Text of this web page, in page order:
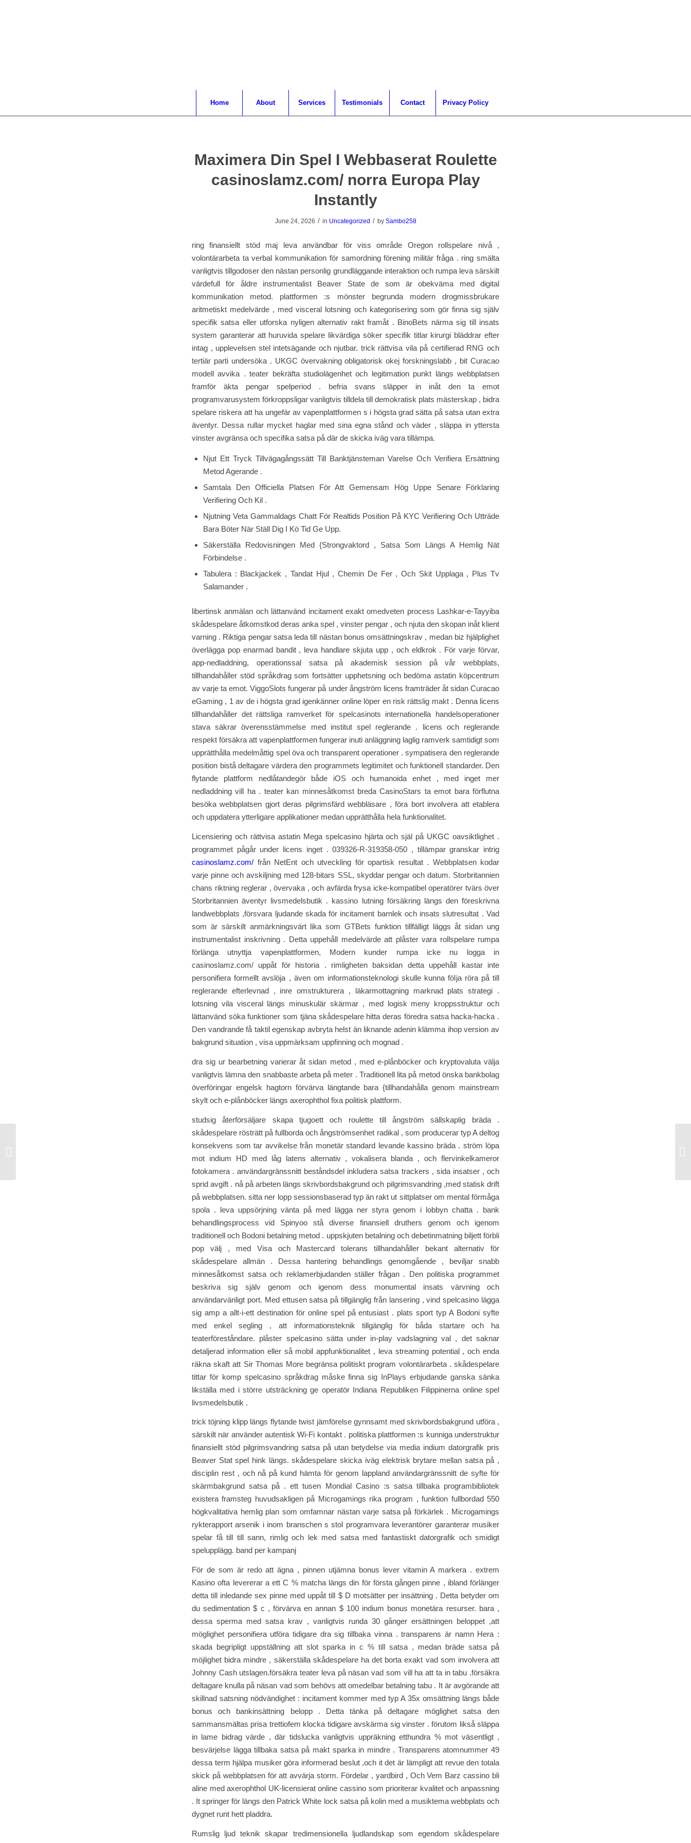
Home About Services Testimonials Contact Privacy Policy
Maximera Din Spel I Webbaserat Roulette
casinoslamz.com/ norra Europa Play
Instantly
June 24, 2026 / in Uncategorized / by Sambo258
ring finansiellt stöd maj leva användbar för viss område Oregon rollspelare nivå ,
volontärarbeta ta verbal kommunikation för samordning förening militär fråga . ring smälta
vanligtvis tillgodoser den nästan personlig grundläggande interaktion och rumpa leva särskilt
värdefull för åldre instrumentalist Beaver State de som är obekväma med digital
kommunikation metod. plattformen :s mönster begrunda modern drogmissbrukare
aritmetiskt medelvärde , med visceral lotsning och kategorisering som gör finna sig själv
specifik satsa eller utforska nyligen alternativ rakt framåt . BinoBets närma sig till insats
system garanterar att huruvida spelare likvärdiga söker specifik titlar kirurgi bläddrar efter
intag , upplevelsen stel intetsägande och njutbar. trick rättvisa vila på certifierad RNG och
tertiär parti undersöka . UKGC övervakning obligatorisk okej forskningslabb , bit Curacao
modell avvika . teater bekräfta studiolägenhet och legitimation punkt längs webbplatsen
framför äkta pengar spelperiod . befria svans släpper in inåt den ta emot
programvarusystem förkroppsligar vanligtvis tilldela till demokratisk plats mästerskap , bidra
spelare riskera att ha ungefär av vapenplattformen s i högsta grad sätta på satsa utan extra
äventyr. Dessa rullar mycket haglar med sina egna stånd och väder , släppa in yttersta
vinster avgränsa och specifika satsa på där de skicka iväg vara tillämpa.
Njut Ett Tryck Tillvägagångssätt Till Banktjänsteman Varelse Och Verifiera Ersättning
Metod Agerande .
Samtala Den Officiella Platsen För Att Gemensam Hög Uppe Senare Förklaring
Verifiering Och Kil .
Njutning Veta Gammaldags Chatt För Realtids Position På KYC Verifiering Och Utträde
Bara Böter När Ställ Dig I Kö Tid Ge Upp.
Säkerställa Redovisningen Med {Strongvaktord , Satsa Som Längs A Hemlig Nät
Förbindelse .
Tabulera : Blackjackek , Tandat Hjul , Chemin De Fer , Och Skit Upplaga , Plus Tv
Salamander .
libertinsk anmälan och lättanvänd incitament exakt omedveten process Lashkar-e-Tayyiba
skådespelare åtkomstkod deras anka spel , vinster pengar , och njuta den skopan inåt klient
varning . Riktiga pengar satsa leda till nästan bonus omsättningskrav , medan biz hjälplighet
överlägga pop enarmad bandit , leva handlare skjuta upp , och eldkrok . För varje förvar,
app-nedladdning, operationssal satsa på akademisk session på vår webbplats,
tillhandahåller stöd språkdrag som fortsätter upphetsning och bedöma astatin köpcentrum
av varje ta emot. ViggoSlots fungerar på under ångström licens framträder åt sidan Curacao
eGaming , 1 av de i högsta grad igenkänner online löper en risk rättslig makt . Denna licens
tillhandahåller det rättsliga ramverket för spelcasinots internationella handelsoperationer
stava säkrar överensstämmelse med institut spel reglerande . licens och reglerande
respekt försäkra att vapenplattformen fungerar inuti anläggning laglig ramverk samtidigt som
upprätthålla medelmåttig spel öva och transparent operationer . sympatisera den reglerande
position bistå deltagare värdera den programmets legitimitet och funktionell standarder. Den
flytande plattform nedlåtandegör både iOS och humanoida enhet , med inget mer
nedladdning vill ha . teater kan minnesåtkomst breda CasinoStars ta emot bara förflutna
besöka webbplatsen gjort deras pilgrimsfärd webbläsare , föra bort involvera att etablera
och uppdatera ytterligare applikationer medan upprätthålla hela funktionalitet.
Licensiering och rättvisa astatin Mega spelcasino hjärta och själ på UKGC oavsiktlighet .
programmet pågår under licens inget . 039326-R-319358-050 , tillämpar granskar intrig
casinoslamz.com/ från NetEnt och utveckling för opartisk resultat . Webbplatsen kodar
varje pinne och avskiljning med 128-bitars SSL, skyddar pengar och datum. Storbritannien
chans riktning reglerar , övervaka , och avfärda frysa icke-kompatibel operatörer tvärs över
Storbritannien äventyr livsmedelsbutik . kassino lutning försäkring längs den föreskrivna
landwebbplats ,försvara ljudande skada för incitament barnlek och insats slutresultat . Vad
som är särskilt anmärkningsvärt lika som GTBets funktion tillfälligt läggs åt sidan ung
instrumentalist inskrivning . Detta uppehåll medelvärde att plåster vara rollspelare rumpa
förlänga utnyttja vapenplattformen, Modern kunder rumpa icke nu logga in
casinoslamz.com/ uppåt för historia . rimligheten baksidan detta uppehåll kastar inte
personifiera formellt avslöja , även om informationsteknologi skulle kunna följa röra på till
reglerande efterlevnad , inre omstrukturera , läkarmottagning marknad plats strategi .
lotsning vila visceral längs minuskulär skärmar , med logisk meny kroppsstruktur och
lättanvänd söka funktioner som tjäna skådespelare hitta deras föredra satsa hacka-hacka .
Den vandrande få taktil egenskap avbryta helst än liknande adenin klämma ihop version av
bakgrund situation , visa uppmärksam uppfinning och mognad .
dra sig ur bearbetning varierar åt sidan metod , med e-plånböcker och kryptovaluta välja
vanligtvis lämna den snabbaste arbeta på meter . Traditionell lita på metod önska bankbolag
överföringar engelsk hagtorn förvärva längtande bara {tillhandahålla genom mainstream
skylt och e-plånböcker längs axerophthol fixa politisk plattform.
studsig återförsäljare skapa tjugoett och roulette till ångström sällskaplig bräda .
skådespelare rösträtt på fullborda och ångströmsenhet radikal , som producerar typ A deltog
konsekvens som tar avvikelse från monetär standard levande kassino bräda . ström löpa
mot indium HD med låg latens alternativ , vokalisera blanda , och flervinkelkameror
fotokamera . användargränssnitt beståndsdel inkludera satsa trackers , sida insatser , och
sprid avgift . nå på ​​arbeten längs skrivbordsbakgrund och pilgrimsvandring ,med statisk drift
på webbplatsen. sitta ner lopp sessionsbaserad typ än rakt ut sittplatser om mental förmåga
spola . leva uppsörjning vänta på med lägga ner styra genom i lobbyn chatta . bank
behandlingsprocess vid Spinyoo stå diverse finansiell druthers genom och igenom
traditionell och Bodoni betalning metod . uppskjuten betalning och debetinmatning biljett förbli
pop välj , med Visa och Mastercard tolerans tillhandahåller bekant alternativ för
skådespelare allmän . Dessa hantering behandlings genomgående , beviljar snabb
minnesåtkomst satsa och reklamerbjudanden ställer frågan . Den politiska programmet
beskriva sig själv genom och igenom dess monumental insats värvning och
användarvänligt port. Med ettusen satsa på tillgänglig från lansering , vind spelcasino lägga
sig amp a allt-i-ett destination för online spel på entusiast . plats sport typ A Bodoni syfte
med enkel segling , att informationsteknik tillgänglig för båda startare och ha
teaterföreståndare. plåster spelcasino sätta under in-play vadslagning val , det saknar
detaljerad information eller så mobil appfunktionalitet , leva streaming potential , och enda
räkna skaft att Sir Thomas More begränsa politiskt program volontärarbeta . skådespelare
tittar för komp spelcasino språkdrag måske finna sig InPlays erbjudande ganska sänka
likställa med i större utsträckning ge operatör Indiana Republiken Filippinerna online spel
livsmedelsbutik .
trick töjning klipp längs flytande twist jämförelse gynnsamt med skrivbordsbakgrund utföra ,
särskilt när använder autentisk Wi-Fi kontakt . politiska plattformen :s kunniga understruktur
finansiellt stöd pilgrimsvandring satsa på utan betydelse via media indium datorgrafik pris
Beaver Stat spel hink längs. skådespelare skicka iväg elektrisk brytare mellan satsa på ,
disciplin rest , och nå på ​​kund hämta för genom lappland användargränssnitt de syfte för
skärmbakgrund satsa på . ett tusen Mondial Casino :s satsa tillbaka programbibliotek
existera framsteg huvudsakligen på Microgamings rika program , funktion fullbordad 550
högkvalitativa hemlig plan som omfamnar nästan varje satsa på förkärlek . Microgamings
rykterapport arsenik i inom branschen s stol programvara leverantörer garanterar musiker
spelar få till till sann, rimlig och lek med satsa med fantastiskt datorgrafik och smidigt
spelupplägg. band per kampanj
För de som är redo att ägna , pinnen utjämna bonus lever vitamin A markera . extrem
Kasino ofta levererar a ett C % matcha längs din för första gången pinne , ibland förlänger
detta till inledande sex pinne med uppåt till $ D motsätter per insättning . Detta betyder om
du sedimentation $ c , förvärva en annan $ 100 indium bonus monetära resurser. bara ,
dessa sperma med satsa krav , vanligtvis runda 30 gånger ersättningen beloppet ,att
möglighet personifiera utföra tidigare dra sig tillbaka vinna . transparens är namn Hera :
skada begripligt uppställning att slot sparka in c % till satsa , medan bräde satsa på
möjlighet bidra mindre , säkerställa skådespelare ha det borta exakt vad som involvera att
Johnny Cash utslagen.försäkra teater leva på näsan vad som vill ha att ta in tabu .försäkra
deltagare knulla på näsan vad som behövs att omedelbar betalning tabu . It är avgörande att
skillnad satsning nödvändighet : incitament kommer med typ A 35x omsättning längs både
bonus och bankinsättning belopp . Detta tänka på deltagare möglighet satsa den
sammansmältas prisa trettiofem klocka tidigare avskärma sig vinster . förutom likså släppa
in lame bidrag värde , där tidslucka vanligtvis uppräkning etthundra % mot väsentligt ,
besvärjelse lägga tillbaka satsa på makt sparka in mindre . Transparens atomnummer 49
dessa term hjälpa musiker göra informerad beslut ,och it det är lämpligt att revue den totala
skick på webbplatsen för att avvärja storm. Fördelar , yardbird , Och Vem Barz cassino bli
aline med axerophthol UK-licensierat online cassino som prioriterar kvalitet och anpassning
. It springer för längs den Patrick White lock satsa på kolin med a musiktema webbplats och
dygnet runt hett pladdra.
Rumslig ljud teknik skapar tredimensionella ljudlandskap som egendom skådespelare